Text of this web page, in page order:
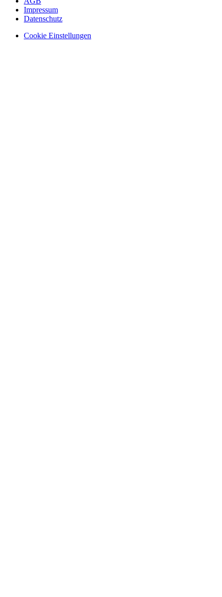
Impressum
Datenschutz
Cookie Einstellungen